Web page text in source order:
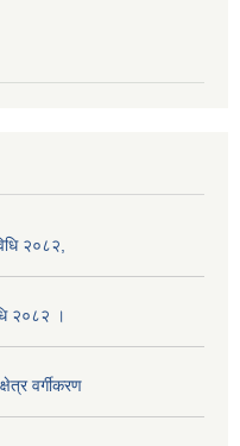
२०८२,
२०८२ ।
वर्गीकरण